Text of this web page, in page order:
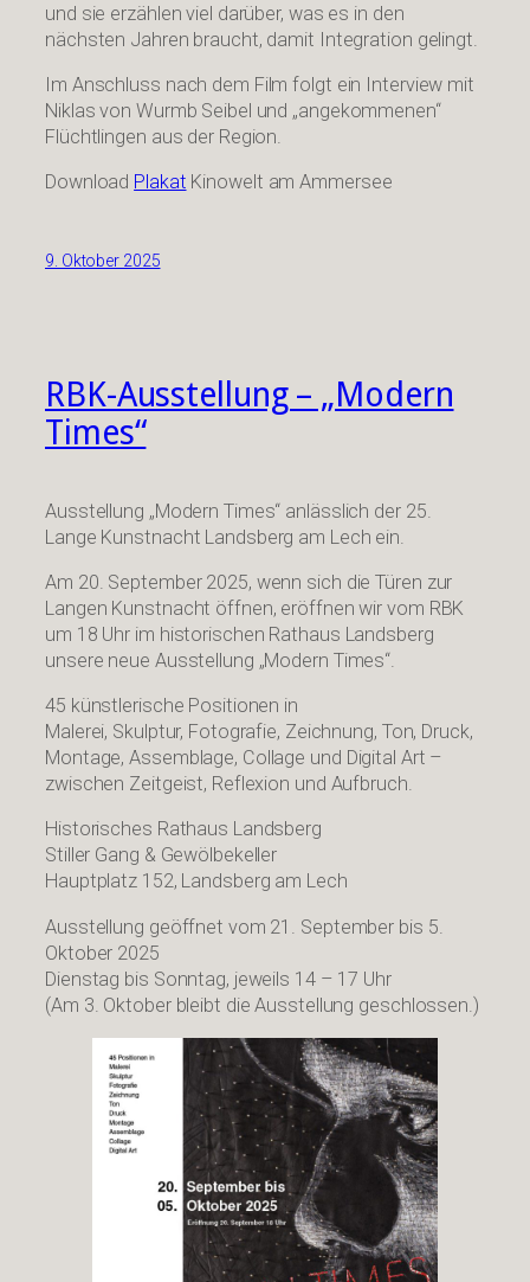
und sie erzählen viel darüber, was es in den
nächsten Jahren braucht, damit Integration gelingt.
Im Anschluss nach dem Film folgt ein Interview mit
Niklas von Wurmb Seibel und „angekommenen“
Flüchtlingen aus der Region.
Download Plakat Kinowelt am Ammersee
9. Oktober 2025
RBK-Ausstellung – „Modern
Times“
Ausstellung „Modern Times“ anlässlich der 25.
Lange Kunstnacht Landsberg am Lech ein.
Am 20. September 2025, wenn sich die Türen zur
Langen Kunstnacht öffnen, eröffnen wir vom RBK
um 18 Uhr im historischen Rathaus Landsberg
unsere neue Ausstellung „Modern Times“.
45 künstlerische Positionen in
Malerei, Skulptur, Fotografie, Zeichnung, Ton, Druck,
Montage, Assemblage, Collage und Digital Art –
zwischen Zeitgeist, Reflexion und Aufbruch.
Historisches Rathaus Landsberg
Stiller Gang & Gewölbekeller
Hauptplatz 152, Landsberg am Lech
Ausstellung geöffnet vom 21. September bis 5.
Oktober 2025
Dienstag bis Sonntag, jeweils 14 – 17 Uhr
(Am 3. Oktober bleibt die Ausstellung geschlossen.)